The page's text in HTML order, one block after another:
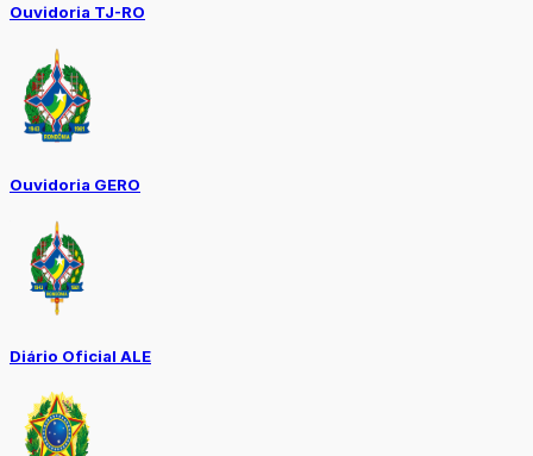
Ouvidoria TJ-RO
Ouvidoria GERO
Diário Oficial ALE